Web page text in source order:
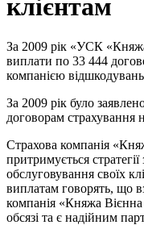
клієнтам
За 2009 рік «УСК
виплати по 33 444
компанією
За 2009 рік було
договорам страхування
Страхова компанія
притримується
обслуговування своїх
виплатам говорять, що
компанія «Княжа
обсязі та є надійним